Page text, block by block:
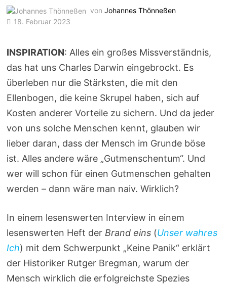
vonJohannes Thönneßen
18. Februar 2023
INSPIRATION: Alles ein großes Missverständnis,
das hat uns Charles Darwin eingebrockt. Es
überleben nur die Stärksten, die mit den
Ellenbogen, die keine Skrupel haben, sich auf
Kosten anderer Vorteile zu sichern. Und da jeder
von uns solche Menschen kennt, glauben wir
lieber daran, dass der Mensch im Grunde böse
ist. Alles andere wäre „Gutmenschentum“. Und
wer will schon für einen Gutmenschen gehalten
werden – dann wäre man naiv. Wirklich?
In einem lesenswerten Interview in einem
lesenswerten Heft derBrand eins (Unser wahres
Ich) mit dem Schwerpunkt „Keine Panik“ erklärt
der Historiker Rutger Bregman, warum der
Mensch wirklich die erfolgreichste Spezies